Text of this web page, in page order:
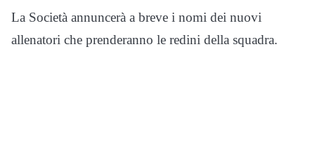
La Società annuncerà a breve i nomi dei nuovi
allenatori che prenderanno le redini della squadra.